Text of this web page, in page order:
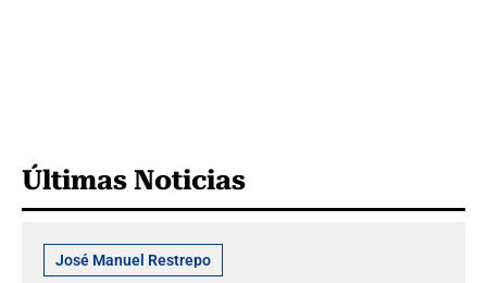
Últimas Noticias
José Manuel Restrepo